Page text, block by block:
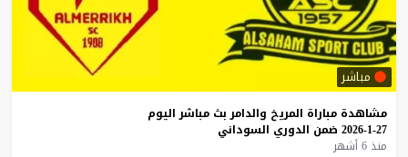
مباشر
مشاهدة مباراة المريخ والدامر بث مباشر اليوم
27-1-2026
ضمن الدوري السوداني
منذ 6 أشهر